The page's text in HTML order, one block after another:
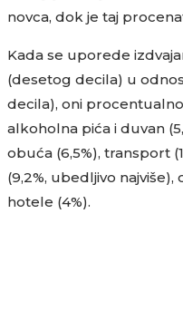
novca, dok je taj
Kada se uporede
(desetog decila) u
decila), oni procentualno
alkoholna pića i duvan
obuća (6,5%), transport
(9,2%, ubedljivo najviše),
hotele (4%).